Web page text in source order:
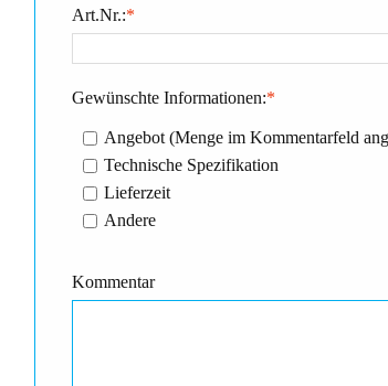
*
Art.Nr.:
*
Gewünschte Informationen:
Angebot (Menge im Kommentarfeld
Technische Spezifikation
Lieferzeit
Andere
Kommentar